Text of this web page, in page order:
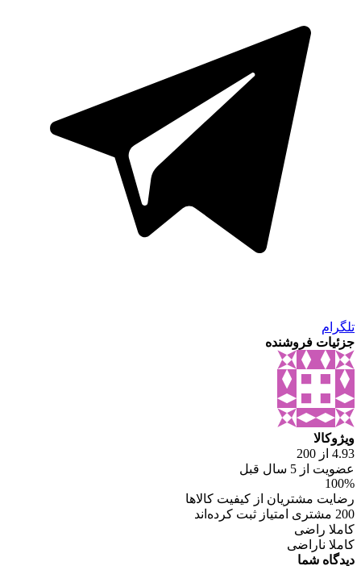
تلگرام
جزئیات فروشنده
ویژوکالا
4.93 از 200
عضویت از 5 سال قبل
100%
رضایت مشتریان از کیفیت کالاها
200 مشتری امتیاز ثبت کرده‌اند
کاملا راضی
کاملا ناراضی
دیدگاه شما